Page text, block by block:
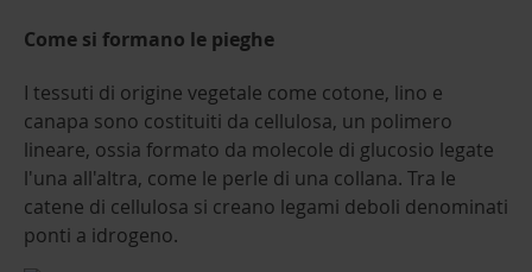
Come si formano le pieghe
I tessuti di origine vegetale come cotone, lino e
canapa sono costituiti da cellulosa, un polimero
lineare, ossia formato da molecole di glucosio legate
l'una all'altra, come le perle di una collana. Tra le
catene di cellulosa si creano legami deboli denominati
ponti a idrogeno.